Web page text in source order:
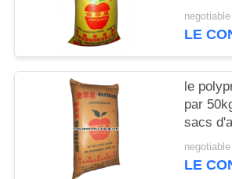
sac de
LE
le
par
sacs
LE